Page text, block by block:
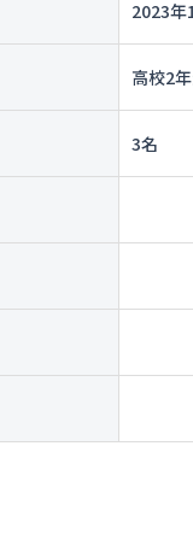
2023年
高校2
3名